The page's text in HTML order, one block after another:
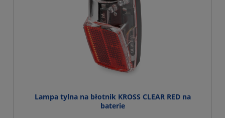
Lampa tylna na błotnik KROSS CLEAR RED na
baterie